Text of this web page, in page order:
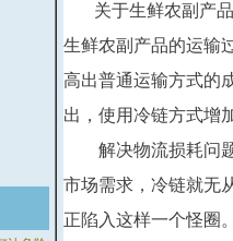
关于生鲜农副产
生鲜农副产品的运输
高出普通运输方式的
出，使用冷链方式增
解决物流损耗问题
市场需求，冷链就无
正陷入这样一个怪圈